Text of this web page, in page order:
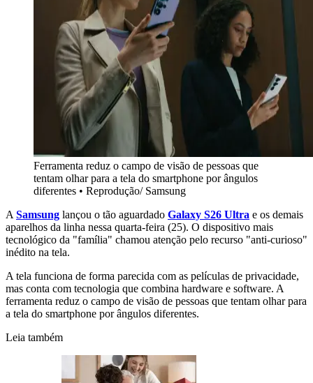
Ferramenta reduz o campo de visão de pessoas que
tentam olhar para a tela do smartphone por ângulos
diferentes • Reprodução/ Samsung
A Samsung lançou o tão aguardado Galaxy S26 Ultra e os demais
aparelhos da linha nessa quarta-feira (25). O dispositivo mais
tecnológico da "família" chamou atenção pelo recurso "anti-curioso"
inédito na tela.
A tela funciona de forma parecida com as películas de privacidade,
mas conta com tecnologia que combina hardware e software. A
ferramenta reduz o campo de visão de pessoas que tentam olhar para
a tela do smartphone por ângulos diferentes.
Leia também